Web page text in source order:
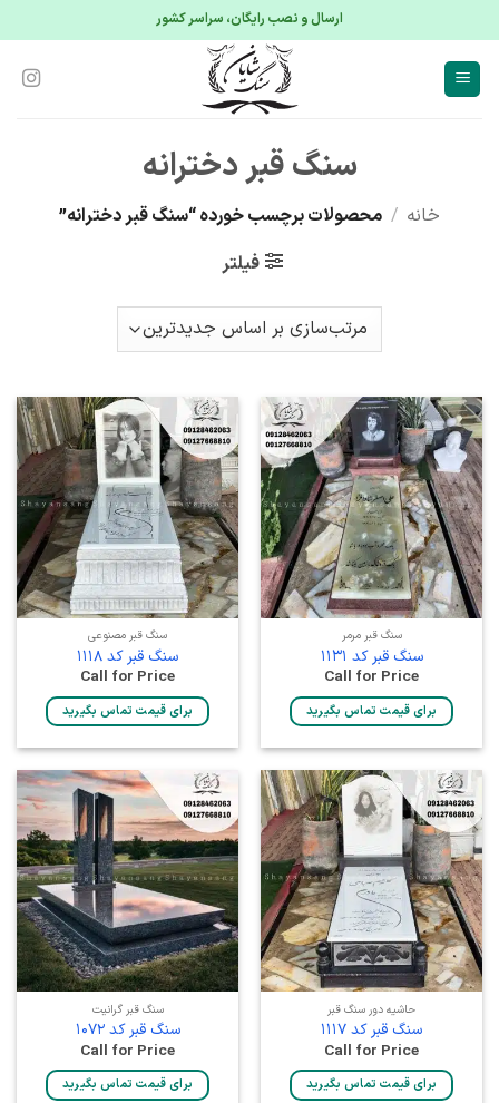
ارسال و نصب رایگان، سراسر کشور
سنگ قبر دخترانه
خانه / محصولات برچسب خورده “سنگ قبر دخترانه”
فیلتر
سنگ قبر مرمر
سنگ قبر کد 1131
Call for Price
برای قیمت تماس بگیرید
سنگ قبر مصنوعی
سنگ قبر کد 1118
Call for Price
برای قیمت تماس بگیرید
حاشیه دور سنگ قبر
سنگ قبر کد 1117
Call for Price
برای قیمت تماس بگیرید
سنگ قبر گرانیت
سنگ قبر کد 1072
Call for Price
برای قیمت تماس بگیرید